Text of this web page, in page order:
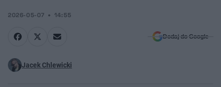
2026-05-07 14:55
Dodaj do Google
Jacek Chlewicki